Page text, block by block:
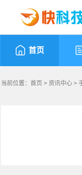
首页
当前位置： 首页 > 资讯中心 >